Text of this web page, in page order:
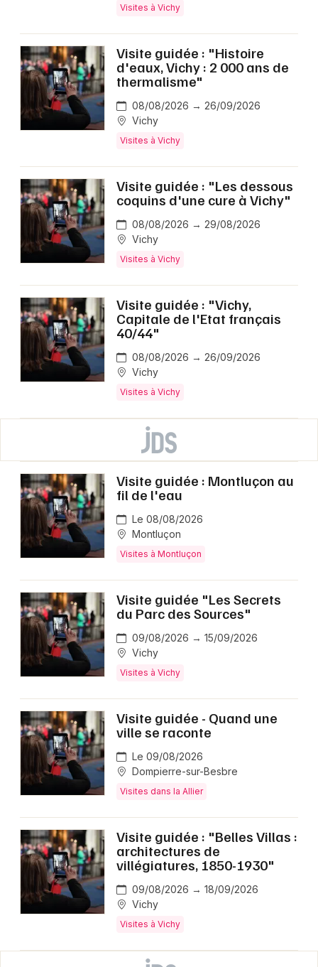
Visites à Vichy
Visite guidée : "Histoire
d'eaux, Vichy : 2 000 ans de
thermalisme"
08/08/2026 → 26/09/2026
Vichy
Visites à Vichy
Visite guidée : "Les dessous
coquins d'une cure à Vichy"
08/08/2026 → 29/08/2026
Vichy
Visites à Vichy
Visite guidée : "Vichy,
Capitale de l'Etat français
40/44"
08/08/2026 → 26/09/2026
Vichy
Visites à Vichy
Visite guidée : Montluçon au
fil de l'eau
Le 08/08/2026
Montluçon
Visites à Montluçon
Visite guidée "Les Secrets
du Parc des Sources"
09/08/2026 → 15/09/2026
Vichy
Visites à Vichy
Visite guidée - Quand une
ville se raconte
Le 09/08/2026
Dompierre-sur-Besbre
Visites dans la Allier
Visite guidée : "Belles Villas :
architectures de
villégiatures, 1850-1930"
09/08/2026 → 18/09/2026
Vichy
Visites à Vichy